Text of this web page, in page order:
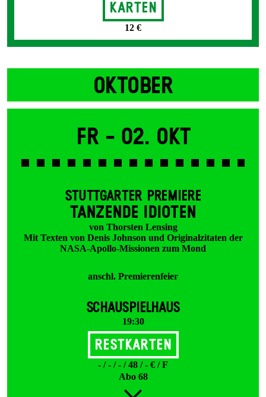
Karten
12 €
OKTOBER
Fr - 02. Okt
STUTTGARTER PREMIERE
TANZENDE IDIOTEN
von Thorsten Lensing
Mit Texten von Denis Johnson und Originalzitaten der
NASA-Apollo-Missionen zum Mond
anschl. Premierenfeier
SCHAUSPIELHAUS
19:30
Restkarten
- / - / - / 48 / - € / F
Abo 68